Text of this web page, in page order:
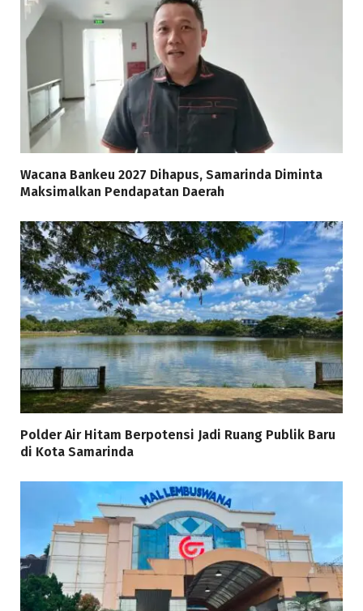
Wacana Bankeu 2027 Dihapus, Samarinda Diminta
Maksimalkan Pendapatan Daerah
Polder Air Hitam Berpotensi Jadi Ruang Publik Baru
di Kota Samarinda